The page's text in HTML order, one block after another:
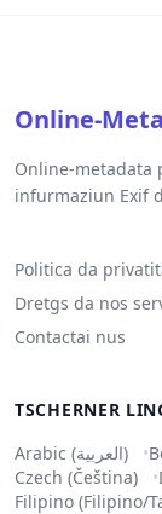
Online-
Online-metadata
infurmaziun Exif
Politica da
Dretgs da nos
Contactai nus
TSCHERNER
Arabic (العربية)
Czech (Čeština)
Filipino (Filipino/